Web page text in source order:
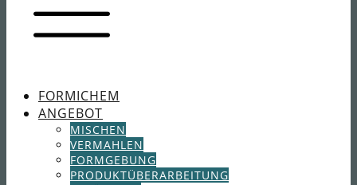
FORMICHEM
ANGEBOT
MISCHEN
VERMAHLEN
FORMGEBUNG
PRODUKTÜBERARBEITUNG